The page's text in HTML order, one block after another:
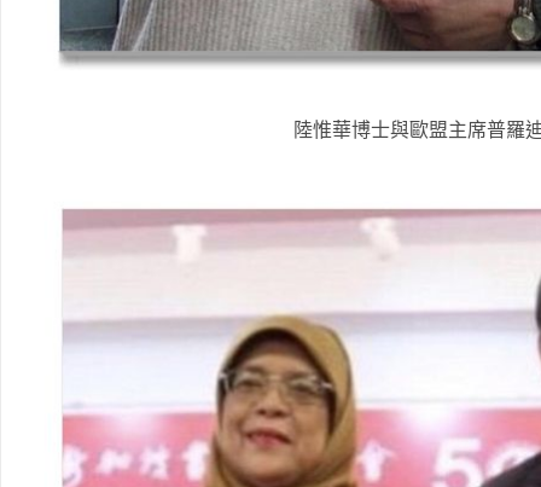
陸惟華博士與歐盟主席普羅